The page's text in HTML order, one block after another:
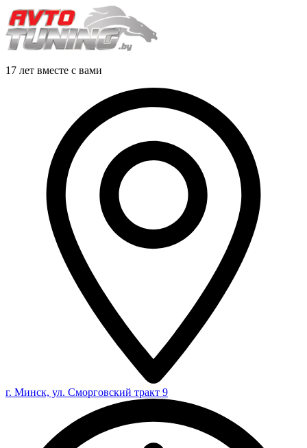
17 лет вместе с вами
г. Минск, ул. Сморговский тракт 9